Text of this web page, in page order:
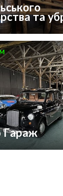
та
Гараж